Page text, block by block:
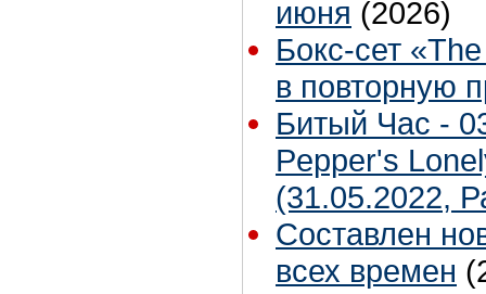
июня (2026)
Бокс-сет
в повторную
Битый Час -
Pepper's
(31.05.2022,
Составлен
всех времен